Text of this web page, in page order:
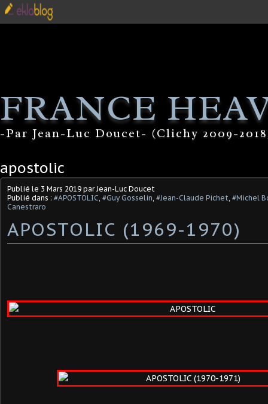
FRANCE
-Par Jean-Luc Doucet- (Clichy 2009-
apostolic
Publié le 3 Mars 2019 par Jean-Luc Doucet
Publié dans : #APOSTOLIC, #Guy Gosselin, #Jean-Claude Pichet, #Michel
Canestraro
APOSTOLIC (1969-1970)